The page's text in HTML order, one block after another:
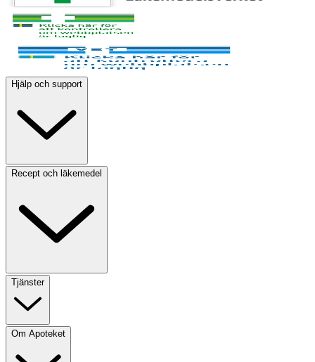
Hjälp och support
Recept och läkemedel
Tjänster
Om Apoteket